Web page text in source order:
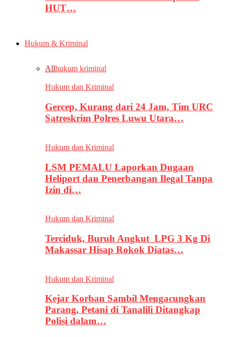
HUT…
Hukum & Kriminal
Allhukum kriminal
Hukum dan Kriminal
Gercep, Kurang dari 24 Jam, Tim URC
Satreskrim Polres Luwu Utara…
Hukum dan Kriminal
LSM PEMALU Laporkan Dugaan
Heliport dan Penerbangan Ilegal Tanpa
Izin di…
Hukum dan Kriminal
Terciduk, Buruh Angkut LPG 3 Kg Di
Makassar Hisap Rokok Diatas…
Hukum dan Kriminal
Kejar Korban Sambil Mengacungkan
Parang, Petani di Tanalili Ditangkap
Polisi dalam…